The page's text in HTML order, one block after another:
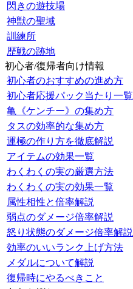
閃きの遊技場
神獣の聖域
訓練所
歴戦の跡地
初心者/復帰者向け情報
初心者のおすすめの進め方
初心者応援パック当たり一覧
亀《ケンチー》の集め方
タスの効率的な集め方
運極の作り方を徹底解説
アイテムの効果一覧
わくわくの実の厳選方法
わくわくの実の効果一覧
属性相性と倍率解説
弱点のダメージ倍率解説
怒り状態のダメージ倍率解説
効率のいいランク上げ方法
メダルについて解説
復帰時にやるべきこと